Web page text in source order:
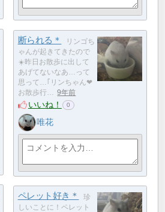
断られる＊
リンゴち
ゃんが起きてきたので
☀️昨日お散歩に出して
あげてないなあ…って
思って…｢リンちゃん❤
お散歩行…
9年前
いいね！ 0
唯花
ペレット好き＊
珍
しいことに！ペレット